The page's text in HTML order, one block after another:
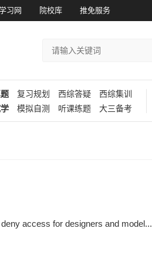
习网 院校库 推免服务
复习规划 西综答疑
西综集训
模拟自测 听课练题 大三备考
access for designers and model...